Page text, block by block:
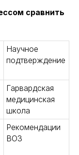
сравнить
Научное
подтверждение
Гарвардская
медицинская
школа
Рекомендации
ВОЗ